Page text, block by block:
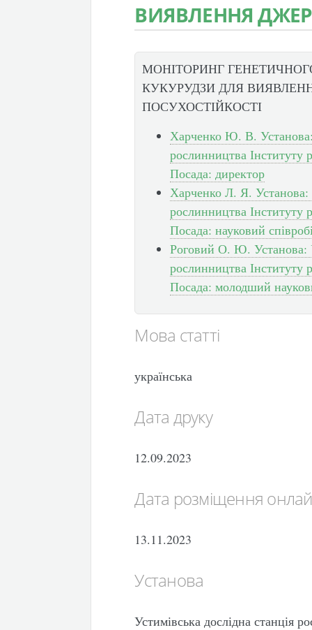
ВИЯВЛЕННЯ
МОНІТОРИНГ
КУКУРУДЗИ ДЛЯ
ПОСУХОСТІЙКОСТІ
Харченко Ю. В. Установа:
рослинництва
Посада: директор
Харченко Л. Я. Установа:
рослинництва
Посада: науковий
Роговий О. Ю. Установа:
рослинництва
Посада: молодший
Мова статті
українська
Дата друку
12.09.2023
Дата розміщення
13.11.2023
Установа
Устимівська дослідна станція